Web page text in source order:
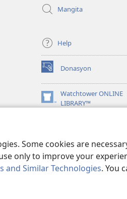
Some cookies are
only to improve your
and Similar Technologies. You
Mangita
Help
Donasyon
(opens
new
window)Watchtower ONLINE
LIBRARY™
(opens